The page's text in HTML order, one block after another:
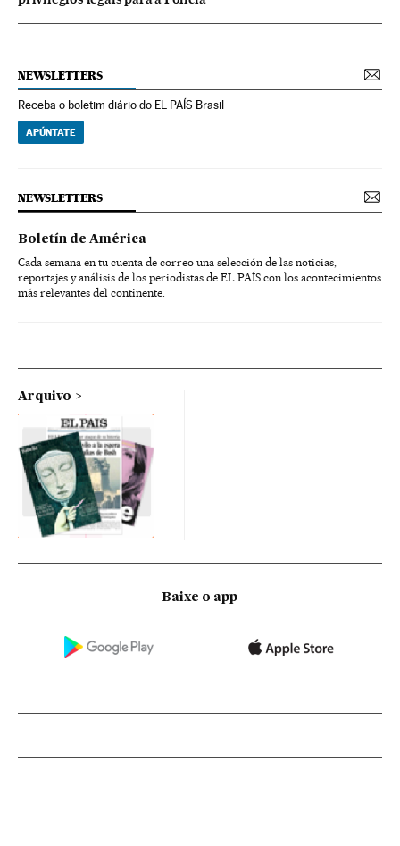
NEWSLETTERS
Receba o boletim diário do EL PAÍS Brasil
APÚNTATE
NEWSLETTERS
Boletín de América
Cada semana en tu cuenta de correo una selección de las noticias,
reportajes y análisis de los periodistas de EL PAÍS con los acontecimientos
más relevantes del continente.
Arquivo
Baixe o app